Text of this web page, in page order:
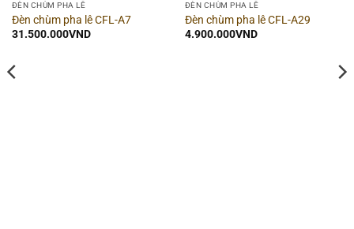
ĐÈN CHÙM PHA LÊ
Đèn chùm pha lê CFL-A7
31.500.000VND
ĐÈN CHÙM PHA LÊ
Đèn chùm pha lê CFL-A29
4.900.000VND